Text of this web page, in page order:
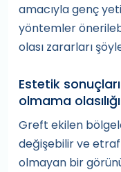
amacıyla genç
yöntemler
olası zararları
Estetik
olmama olasılığı
Greft ekilen
değişebilir ve
olmayan bir